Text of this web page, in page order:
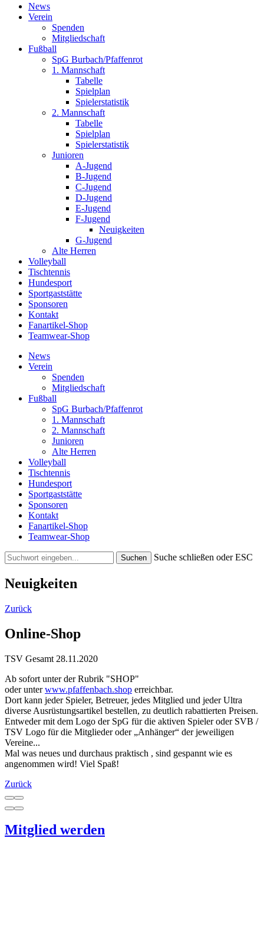
News
Verein
Spenden
Mitgliedschaft
Fußball
SpG Burbach/Pfaffenrot
1. Mannschaft
Tabelle
Spielplan
Spielerstatistik
2. Mannschaft
Tabelle
Spielplan
Spielerstatistik
Junioren
A-Jugend
B-Jugend
C-Jugend
D-Jugend
E-Jugend
F-Jugend
Neuigkeiten
G-Jugend
Alte Herren
Volleyball
Tischtennis
Hundesport
Sportgaststätte
Sponsoren
Kontakt
Fanartikel-Shop
Teamwear-Shop
News
Verein
Spenden
Mitgliedschaft
Fußball
SpG Burbach/Pfaffenrot
1. Mannschaft
2. Mannschaft
Junioren
Alte Herren
Volleyball
Tischtennis
Hundesport
Sportgaststätte
Sponsoren
Kontakt
Fanartikel-Shop
Teamwear-Shop
Suche schließen oder ESC
Neuigkeiten
Zurück
Online-Shop
TSV Gesamt 28.11.2020
Ab sofort unter der Rubrik "SHOP"
oder unterwww.pfaffenbach.shop erreichbar.
Dort kann jeder Spieler, Betreuer, jedes Mitglied und jeder Ultra
diverse Ausrüstungsartikel bestellen, zu deutlich rabattierten Preisen.
Entweder mit dem Logo der SpG für die aktiven Spieler oder SVB /
TSV Logo für die Mitglieder oder „Anhänger“ der jeweiligen
Vereine...
Mal was neues und durchaus praktisch , sind gespannt wie es
angenommen wird! Viel Spaß!
Zurück
Mitglied werden